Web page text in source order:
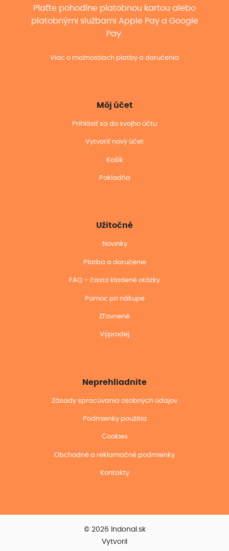
Plaťte pohodlne platobnou kartou alebo
platobnými službami Apple Pay a Google
Pay.
Viac o možnostiach platby a doručenia
Môj účet
Prihlásiť sa do svojho účtu
Vytvoriť nový účet
Košík
Pokladňa
Užitočné
Novinky
Platba a doručenie
FAQ – často kladené otázky
Pomoc pri nákupe
Zľavnené
Výprodej
Neprehliadnite
Zásady spracúvania osobných údajov
Podmienky použitia
Cookies
Obchodné a reklamačné podmienky
Kontakty
© 2026 Indonal.sk
Vytvoril